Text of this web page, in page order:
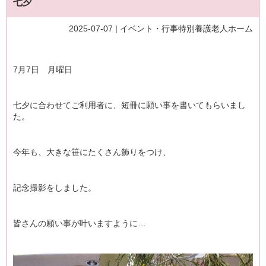
七夕
2025-07-07 | イベント・行事特別養護老人ホーム
7月7日 月曜日
七夕に合わせてご利用者に、短冊に願い事を書いてもらいまし
た。
今年も、大きな笹にたくさん飾りをつけ、
記念撮影をしました。
皆さんの願い事が叶いますように…